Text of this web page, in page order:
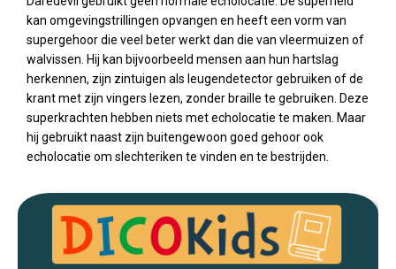
kan omgevingstrillingen opvangen en heeft een vorm van
supergehoor die veel beter werkt dan die van vleermuizen of
walvissen. Hij kan bijvoorbeeld mensen aan hun hartslag
herkennen, zijn zintuigen als leugendetector gebruiken of de
krant met zijn vingers lezen, zonder braille te gebruiken. Deze
superkrachten hebben niets met echolocatie te maken. Maar
hij gebruikt naast zijn buitengewoon goed gehoor ook
echolocatie om slechteriken te vinden en te bestrijden.